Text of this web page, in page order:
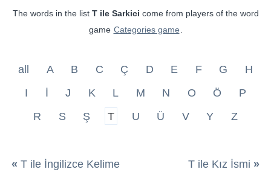
The words in the list T ile Sarkici come from players of the word
game Categories game
all A B C Ç D E F G
H
I
İ J K L M N O Ö
P
R
S Ş T U Ü V Y Z
« T ile İngilizce Kelime T ile Kız İsmi »